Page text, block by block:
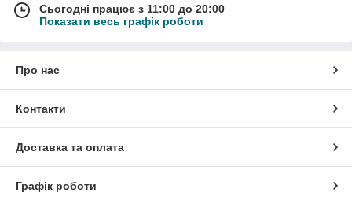
Сьогодні працює з 11:00 до 20:00
Показати весь графік роботи
Про нас
Контакти
Доставка та оплата
Графік роботи